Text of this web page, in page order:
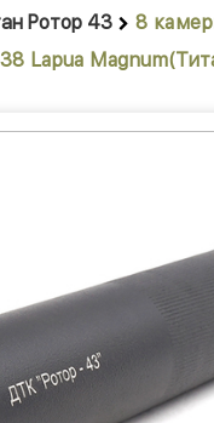
Ротор 43
8
Lapua